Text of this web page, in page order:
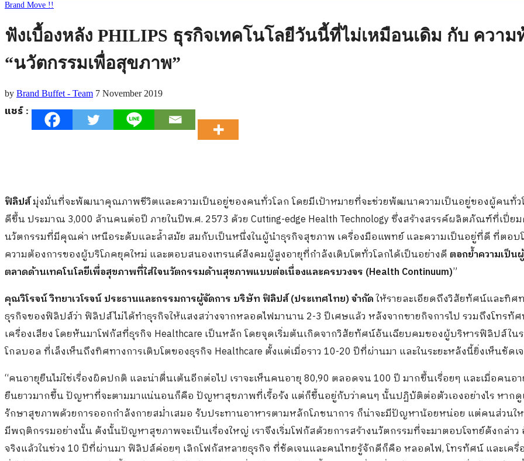
Brand Move !!
ฟังเบื้องหลัง PHILIPS ธุรกิจเทคโนโลยีวันนี้ที่ไม่เหมือนเดิม กับ ควา
“นวัตกรรมเพื่อสุขภาพ”
by Brand Buffet - Team 7 November 2019
แชร์ :
ฟิลิปส์มุ่งมั่นที่จะพัฒนาคุณภาพชีวิตและความเป็นอยู่ของคนทั่วโลก โดยมีเป้าหมายที่จะช่วยพัฒนาความเป็นอยู่ของผู้คนทั่ว
ดีขึ้น ประมาณ 3,000 ล้านคนต่อปี ภายในปีพ.ศ. 2573 ด้วย Cutting-edge Health Technology ซึ่งสร้างสรรค์ผลิตภัณฑ์ที่เปี่ย
นวัตกรรมที่มีคุณค่า เหนือระดับและล้ำสมัย สมกับเป็นหนึ่งในผู้นำธุรกิจสุขภาพ เครื่องมือแพทย์ และความเป็นอยู่ที่ดี ที่ตอบ
ความต้องการของผู้บริโภคยุคใหม่ และตอบสนองเทรนด์สังคมผู้สูงอายุที่กำลังเติบโตทั่วโลกได้เป็นอย่างดี ตอกย้ำความเป็น
ตลาดด้านเทคโนโลยีเพื่อสุขภาพที่ใส่ใจนวัตกรรมด้านสุขภาพแบบต่อเนื่องและครบวงจร (Health Continuum)”
คุณวิโรจน์ วิทยาเวโรจน์ ประธานและกรรมการผู้จัดการ บริษัท ฟิลิปส์(ประเทศไทย)จำกัดให้รายละเอียดถึงวิสัยทัศน์และทิศ
ธุรกิจของฟิลิปส์ว่า ฟิลิปส์ไม่ได้ทำธุรกิจให้แสงสว่างจากหลอดไฟมานาน 2-3 ปีเศษแล้ว หลังจากขายกิจการไป รวมถึงโทรทั
เครื่องเสียง โดยหันมาโฟกัสที่ธุรกิจ Healthcare เป็นหลัก โดยจุดเริ่มต้นเกิดจากวิสัยทัศน์อันเฉียบคมของผู้บริหารฟิลิปส์ใน
โกลบอล ที่เล็งเห็นถึงทิศทางการเติบโตของธุรกิจ Healthcare ตั้งแต่เมื่อราว 10-20 ปีที่ผ่านมา และในระยะหลังนี้ยิ่งเห็นชัดเ
“คนอายุยืนไม่ใช่เรื่องผิดปกติ และน่าตื่นเต้นอีกต่อไป เราจะเห็นคนอายุ 80,90 ตลอดจน 100 ปี มากขึ้นเรื่อยๆ และเมื่อคนอ
ยืนยาวมากขึ้น ปัญหาที่จะตามมาแน่นอนก็คือ ปัญหาสุขภาพที่เรื้อรัง แต่ก็ขึ้นอยู่กับว่าคนๆ นั้นปฏิบัติต่อตัวเองอย่างไร หาก
รักษาสุขภาพด้วยการออกกำลังกายสม่ำเสมอ รับประทานอาหารตามหลักโภชนาการ ก็น่าจะมีปัญหาน้อยหน่อย แต่คนส่วนใ
มีพฤติกรรมอย่างนั้น ดังนั้นปัญหาสุขภาพจะเป็นเรื่องใหญ่ เราจึงเริ่มโฟกัสด้วยการสร้างนวัตกรรมที่จะมาตอบโจทย์ดังกล่าว
จริงแล้วในช่วง 10 ปีที่ผ่านมา ฟิลิปส์ค่อยๆ เลิกโฟกัสหลายธุรกิจ ที่ชัดเจนและคนไทยรู้จักดีก็คือ หลอดไฟ, โทรทัศน์ และเครื่